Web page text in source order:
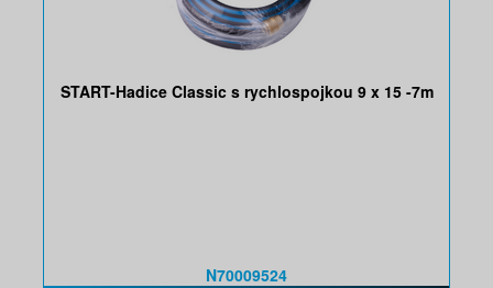
START-Hadice Classic s rychlospojkou 9 x 15 -7m
N70009524